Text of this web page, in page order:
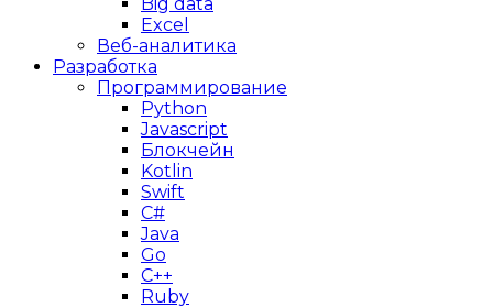
Excel
Веб-аналитика
Разработка
Программирование
Python
Javascript
Блокчейн
Kotlin
Swift
C#
Java
Go
C++
Ruby